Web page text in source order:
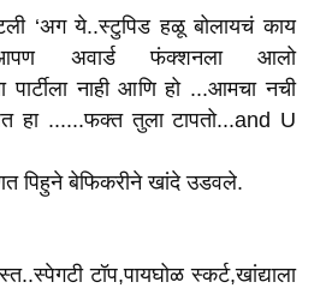
‘अग ये..स्टुपिड हळू बोलायचं काय
अवार्ड फंक्शनला आलो
पार्टीला नाही आणि हो ...आमचा नची
हा ......फक्त तुला टापतो...and U
पिहुने बेफिकरीने खांदे उडवले.
टॉप,पायघोळ स्कर्ट,खांद्याला